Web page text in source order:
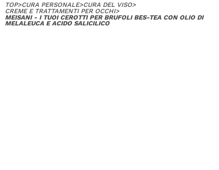
TOP>CURA PERSONALE>CURA DEL VISO>
CREME E TRATTAMENTI PER OCCHI>
MEISANI - I TUOI CEROTTI PER BRUFOLI BES-TEA CON OLIO DI
MELALEUCA E ACIDO SALICILICO